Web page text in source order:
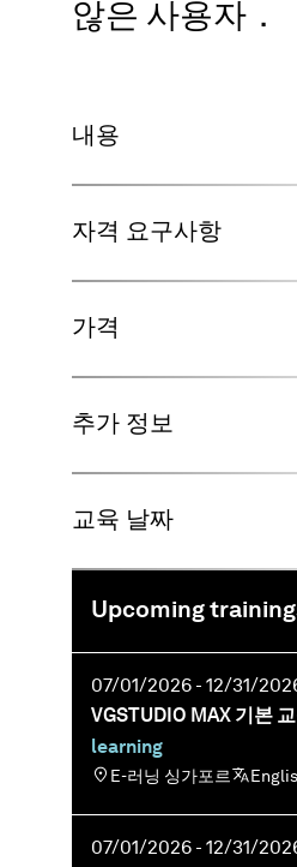
않은 사용자．
내용
사용자 인터페이스와
분할
음영 값 분석 및 기본
기본 측정 - 인스트루먼
자격 요구사항
E-러닝의 추가 요구사항：
듀얼 스크린 셋업：하
육 컨텐츠 시청
최소 8GB 의 RAM，
스크롤 휠이 장착된 3-
환경에 따라，헤드셋
있습니다
안정적인 인터넷 연결
장：10 Mbit/s ）
없음．
VGSTUDIO MAX를 실
가격
VG 아카데미 독일에서
VG 아카데미 싱가포르
VG 아카데미 미국에서
은 인당 2.120 USD（해
가）
추가 정보
e러닝 플랫폼에의 접근은
e러닝 자료는 180일 동안
라이브 클래스 교육의 교
언어： 본 교육은 영어로
교육 날짜
라이브 클래스 교육의 교
됩니다．
Upcoming
07/01/2026 - 12/31/
VGSTUDIO MAX 기본
learning
E-러닝 싱가포르
07/01/2026 - 12/31/